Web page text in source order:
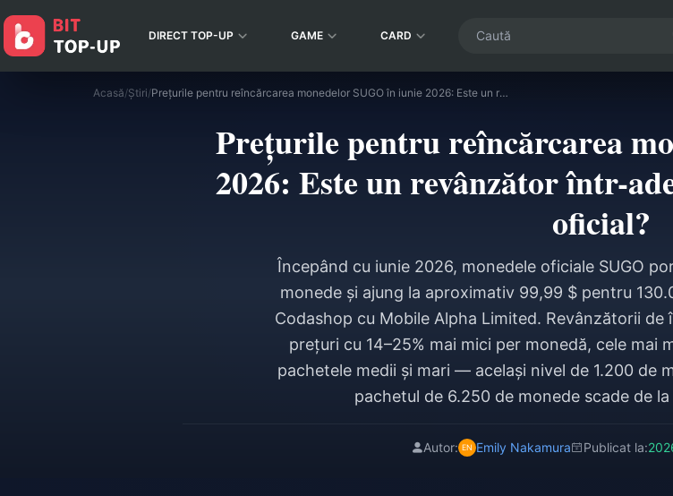
DIRECT TOP-UP GAME CARD
Acasă/Știri/ Prețurile pentru reîncărcarea monedelor SUGO în iunie 2026: Este un revânzător într-adevăr mai ieftin decât cel oficial?
Prețurile pentru reîncărcarea
2026: Este un revânzător într-
oficial?
Începând cu iunie 2026, monedele oficiale SUGO
monede și ajung la aproximativ 99,99 $ pentru
Codashop cu Mobile Alpha Limited. Revânzătorii
prețuri cu 14–25% mai mici per monedă, cele mai
pachetele medii și mari — același nivel de 1.200 de
pachetul de 6.250 de monede scade de
Autor: Emily Nakamura Publicat la: